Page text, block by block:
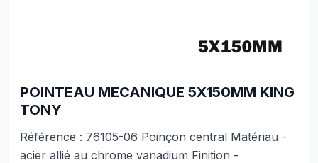
POINTEAU MECANIQUE 5X150MM KING
TONY
Référence : 76105-06 Poinçon central Matériau -
acier allié au chrome vanadium Finition -